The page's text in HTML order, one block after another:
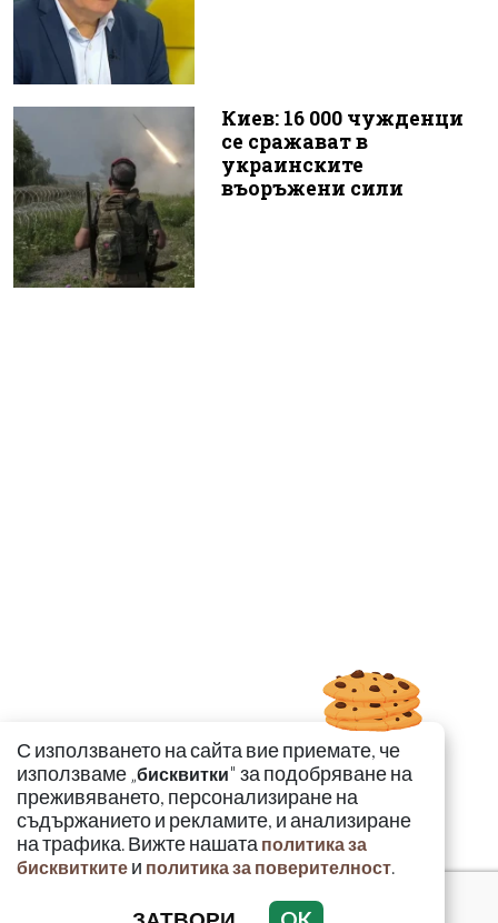
Киев: 16 000 чужденци
се сражават в
украинските
въоръжени сили
С използването на сайта вие приемате, че
използваме „бисквитки" за подобряване на
преживяването, персонализиране на
съдържанието и рекламите, и анализиране
на трафика. Вижте нашата политика за
бисквитките и политика за поверителност.